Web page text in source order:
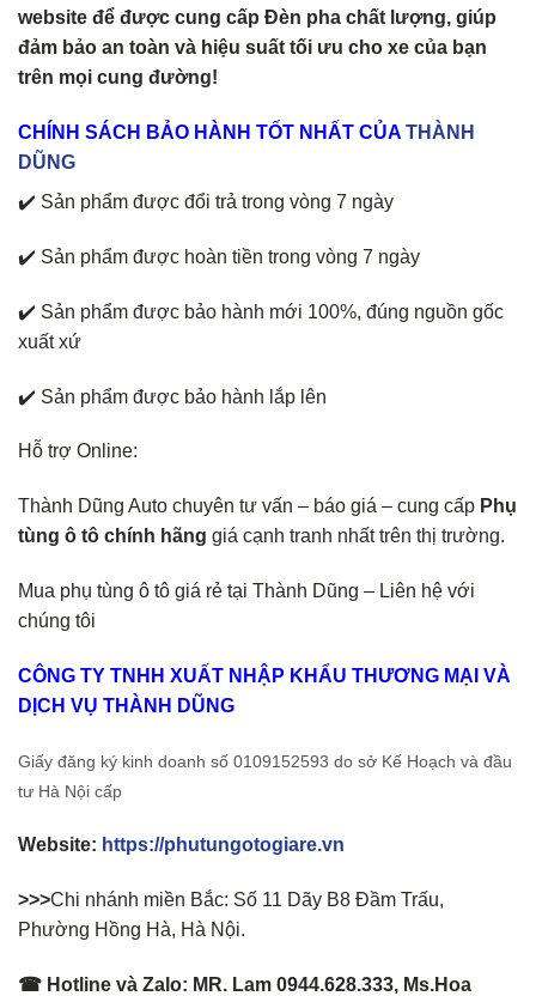
website để được cung cấp Đèn pha chất lượng, giúp
đảm bảo an toàn và hiệu suất tối ưu cho xe của bạn
trên mọi cung đường!
CHÍNH SÁCH BẢO HÀNH TỐT NHẤT CỦA THÀNH
DŨNG
✔️ Sản phẩm được đổi trả trong vòng 7 ngày
✔️ Sản phẩm được hoàn tiền trong vòng 7 ngày
✔️ Sản phẩm được bảo hành mới 100%, đúng nguồn gốc
xuất xứ
✔️ Sản phẩm được bảo hành lắp lên
Hỗ trợ Online:
Thành Dũng Auto chuyên tư vấn – báo giá – cung cấp Phụ
tùng ô tô chính hãng giá cạnh tranh nhất trên thị trường.
Mua phụ tùng ô tô giá rẻ tại Thành Dũng – Liên hệ với
chúng tôi
CÔNG TY TNHH XUẤT NHẬP KHẨU THƯƠNG MẠI VÀ
DỊCH VỤ THÀNH DŨNG
Giấy đăng ký kinh doanh số 0109152593 do sở Kế Hoạch và đầu
tư Hà Nội cấp
Website: https://phutungotogiare.vn
>>>Chi nhánh miền Bắc: Số 11 Dãy B8 Đầm Trấu,
Phường Hồng Hà, Hà Nội.
☎ Hotline và Zalo: MR. Lam 0944.628.333, Ms.Hoa